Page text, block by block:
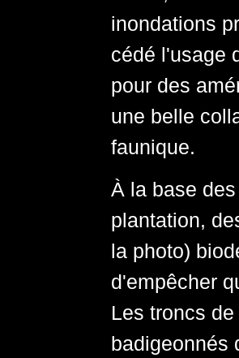
inondations
cédé l'usage
pour des
une belle
faunique.
À la base
plantation,
la photo)
d'empêcher
Les troncs
badigeonnés